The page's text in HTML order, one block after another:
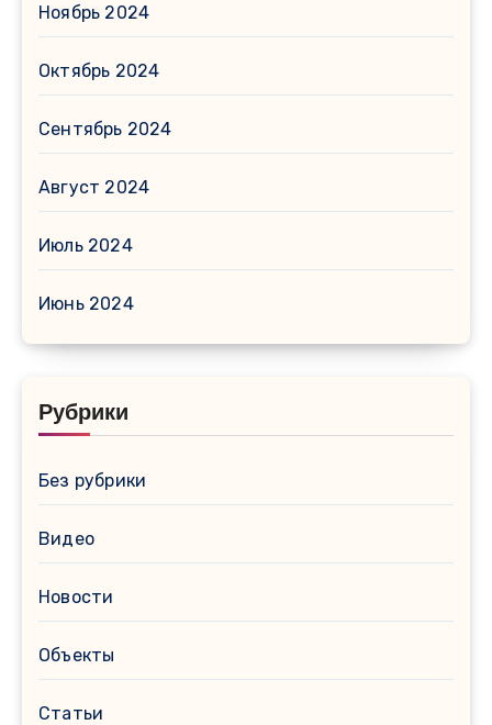
Ноябрь 2024
Октябрь 2024
Сентябрь 2024
Август 2024
Июль 2024
Июнь 2024
Рубрики
Без рубрики
Видео
Новости
Объекты
Статьи